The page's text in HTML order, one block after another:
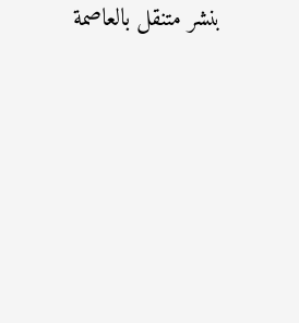
بنشر متنقل بالعاصمة